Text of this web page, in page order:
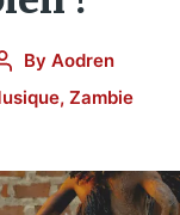
By Aodren
, Zambie